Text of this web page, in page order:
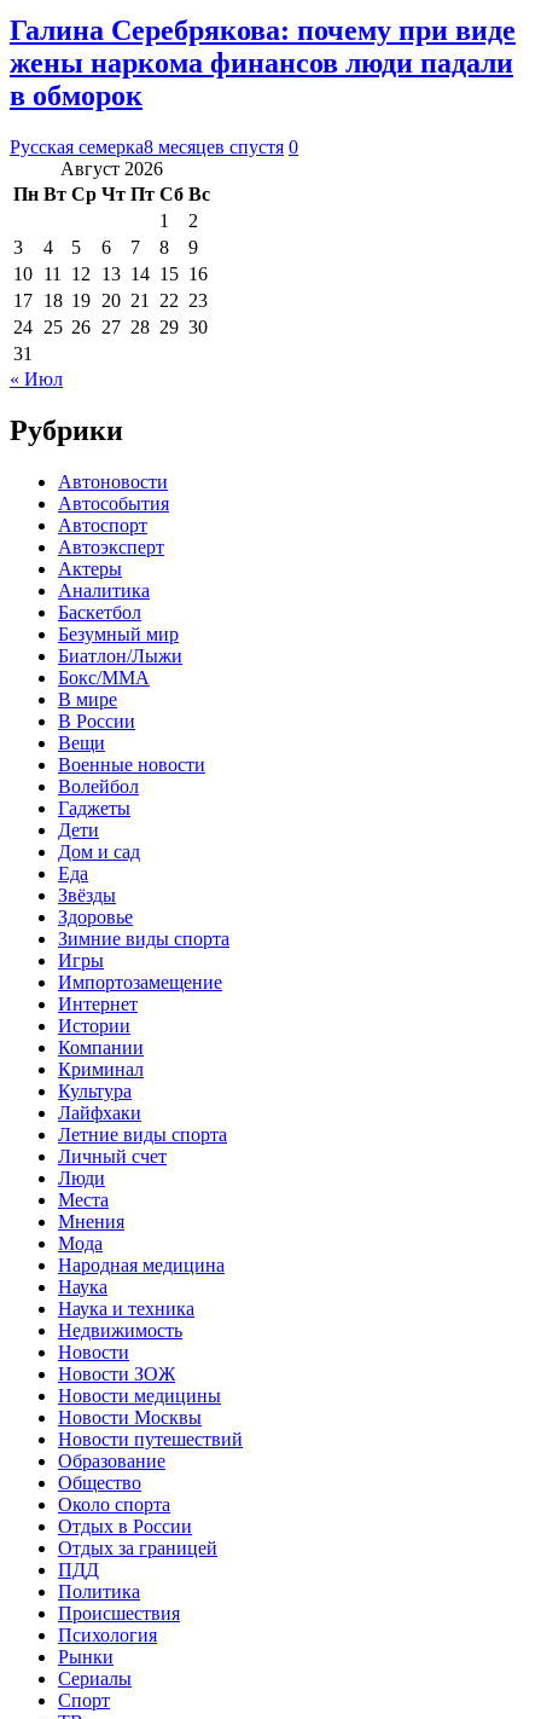
Галина Серебрякова: почему при виде
жены наркома финансов люди падали
в обморок
Русская семерка8 месяцев спустя 0
Август 2026
Пн Вт Ср Чт Пт Сб Вс
1
2
3
4 5 6 7 8
9
10 11 12 13 14 15 16
17 18 19 20 21 22 23
24 25 26 27 28 29 30
31
« Июл
Рубрики
Автоновости
Автособытия
Автоспорт
Автоэксперт
Актеры
Аналитика
Баскетбол
Безумный мир
Биатлон/Лыжи
Бокс/MMA
В мире
В России
Вещи
Военные новости
Волейбол
Гаджеты
Дети
Дом и сад
Еда
Звёзды
Здоровье
Зимние виды спорта
Игры
Импортозамещение
Интернет
Истории
Компании
Криминал
Культура
Лайфхаки
Летние виды спорта
Личный счет
Люди
Места
Мнения
Мода
Народная медицина
Наука
Наука и техника
Недвижимость
Новости
Новости ЗОЖ
Новости медицины
Новости Москвы
Новости путешествий
Образование
Общество
Около спорта
Отдых в России
Отдых за границей
ПДД
Политика
Происшествия
Психология
Рынки
Сериалы
Спорт